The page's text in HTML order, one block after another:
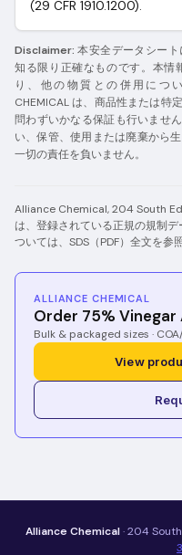
(29 CFR 1910.1200).
Disclaimer: 本安全データシー
知る限り正確なものです。本情
り、他の物質との併用につ
CHEMICAL は、商品性または特
問わずいかなる保証も行いませ
い、保管、使用または廃棄から
一切の責任を負いません。
Alliance Chemical, 204 South
は、登録されている正規の規制
ついては、SDS（PDF）全文を参
ALLIANCE CHEMICAL
Order 75% Vinegar
Bulk & packaged sizes ·
View
Alliance Chemical· 204